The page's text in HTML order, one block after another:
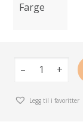
Farge
– +
Legg til i favoritter